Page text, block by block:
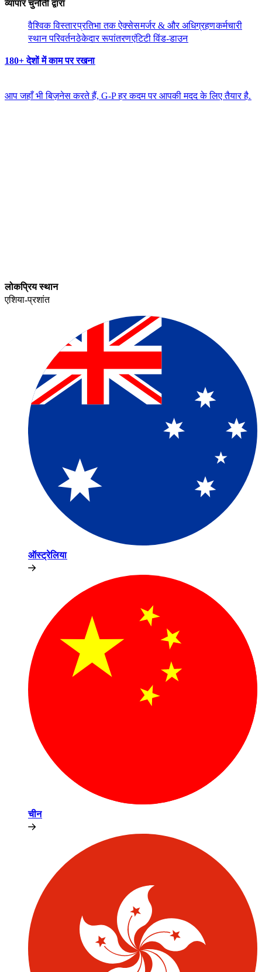
व्यापार चुनौती द्वारा​​
वैश्विक विस्तार​​प्रतिभा तक ऐक्सेस​​मर्जर & और अधिग्रहण​​कर्मचारी
स्थान परिवर्तन​​ठेकेदार रूपांतरण​​एंटिटी विंड-डाउन​​
180+ देशों में काम पर रखना​​
आप जहाँ भी बिज़नेस करते हैं, G-P हर कदम पर आपकी मदद के लिए तैयार है.​​
लोकप्रिय स्थान​​
एशिया-प्रशांत​​
ऑस्ट्रेलिया​​
चीन​​